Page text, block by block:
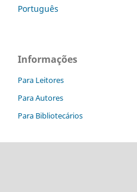
Português
Informações
Para Leitores
Para Autores
Para Bibliotecários